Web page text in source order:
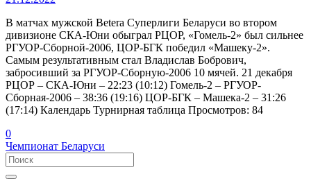
В матчах мужской Betera Суперлиги Беларуси во втором
дивизионе СКА-Юни обыграл РЦОР, «Гомель-2» был сильнее
РГУОР-Сборной-2006, ЦОР-БГК победил «Машеку-2».
Самым результативным стал Владислав Бобрович,
забросивший за РГУОР-Сборную-2006 10 мячей. 21 декабря
РЦОР – СКА-Юни – 22:23 (10:12) Гомель-2 – РГУОР-
Сборная-2006 – 38:36 (19:16) ЦОР-БГК – Машека-2 – 31:26
(17:14) Календарь Турнирная таблица Просмотров: 84
0
Чемпионат Беларуси